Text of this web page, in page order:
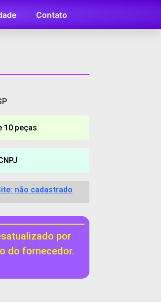
Contato
10 peças
não cadastrado
por
do fornecedor.